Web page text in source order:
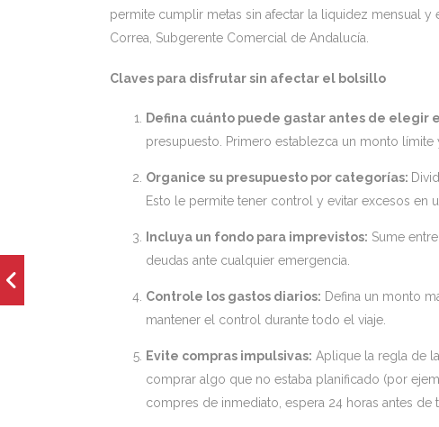
permite cumplir metas sin afectar la liquidez mensual y
Correa, Subgerente Comercial de Andalucía.
Claves para disfrutar sin afectar el bolsillo
Defina cuánto puede gastar antes de elegir
presupuesto. Primero establezca un monto límite
Organice su presupuesto por categorías:
Esto le permite tener control y evitar excesos en
Incluya un fondo para imprevistos: Sume
deudas ante cualquier emergencia.
Controle los gastos diarios: Defina un monto
mantener el control durante todo el viaje.
Evite compras impulsivas: Aplique la regla de
comprar algo que no estaba planificado (por
compres de inmediato, espera 24 horas antes de